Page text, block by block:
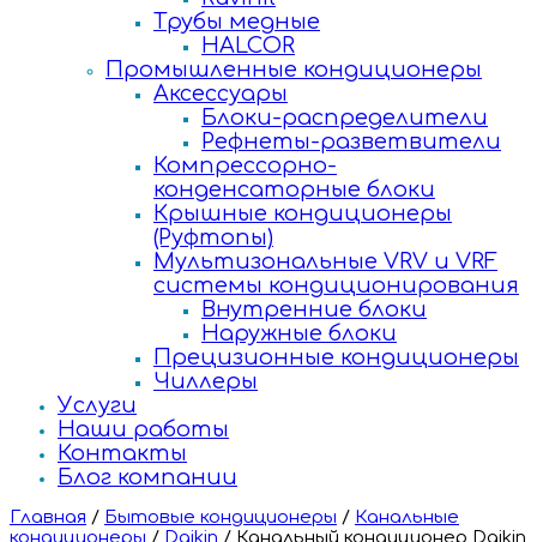
Трубы медные
HALCOR
Промышленные кондиционеры
Аксессуары
Блоки-распределители
Рефнеты-разветвители
Компрессорно-
конденсаторные блоки
Крышные кондиционеры
(Руфтопы)
Мультизональные VRV и VRF
системы кондиционирования
Внутренние блоки
Наружные блоки
Прецизионные кондиционеры
Чиллеры
Услуги
Наши работы
Контакты
Блог компании
Главная / Бытовые кондиционеры / Канальные
кондиционеры / Daikin / Канальный кондиционер Daikin